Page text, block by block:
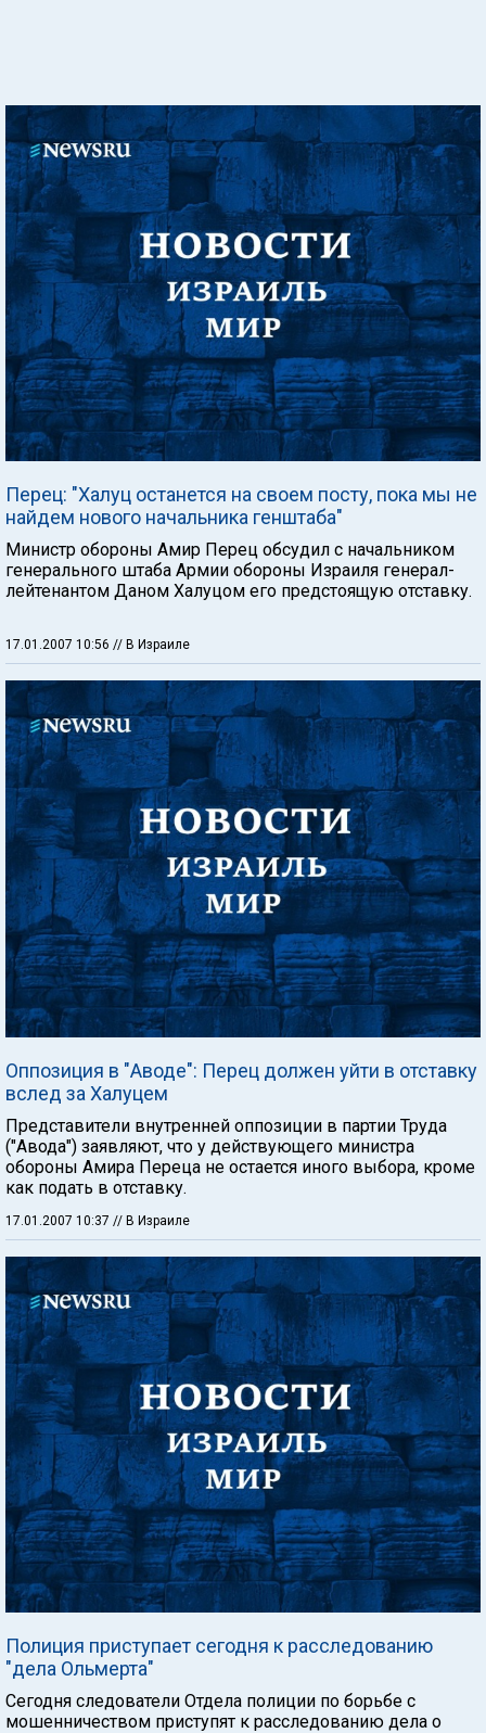
Перец: "Халуц останется на своем посту, пока мы не
найдем нового начальника генштаба"
Министр обороны Амир Перец обсудил с начальником
генерального штаба Армии обороны Израиля генерал-
лейтенантом Даном Халуцом его предстоящую отставку.
17.01.2007 10:56 // В Израиле
Оппозиция в "Аводе": Перец должен уйти в отставку
вслед за Халуцем
Представители внутренней оппозиции в партии Труда
("Авода") заявляют, что у действующего министра
обороны Амира Переца не остается иного выбора, кроме
как подать в отставку.
17.01.2007 10:37 // В Израиле
Полиция приступает сегодня к расследованию
"дела Ольмерта"
Сегодня следователи Отдела полиции по борьбе с
мошенничеством приступят к расследованию дела о